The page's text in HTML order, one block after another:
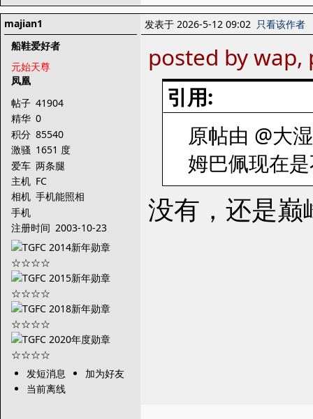
majian1
船鞋爱好者
元始天尊
凤凰
帖子 41904
精华 0
积分 85540
激骚 1651 度
爱车 两条腿
主机 FC
相机 手机能照相
手机
注册时间 2003-10-23
发短消息
加为好友
当前离线
发表于 2026-5-12 09:02 只看该作者
posted by
引用:
原帖由 @大
姆巴佩现在
没有，还是